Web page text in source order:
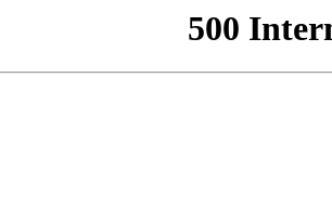
500